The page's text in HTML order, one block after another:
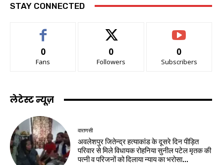
STAY CONNECTED
0
Fans
0
Followers
0
Subscribers
लेटेस्ट न्यूज़
वाराणसी
अवलेशपुर जितेन्द्र हत्याकांड के दूसरे दिन पीड़ित
परिवार से मिले विधायक रोहनिया सुनील पटेल मृतक की
पत्नी व परिजनों को दिलाया न्याय का भरोसा...